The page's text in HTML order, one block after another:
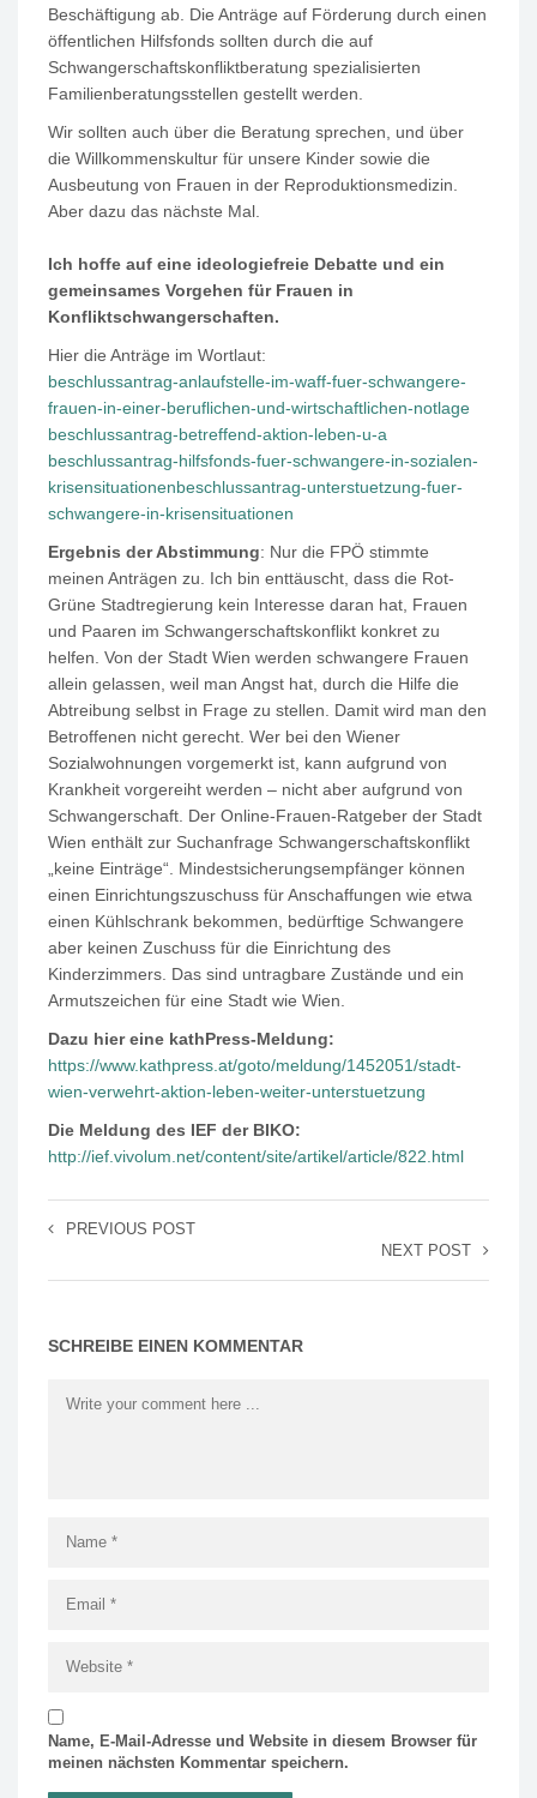
Beschäftigung ab. Die Anträge auf Förderung durch einen
öffentlichen Hilfsfonds sollten durch die auf
Schwangerschaftskonfliktberatung spezialisierten
Familienberatungsstellen gestellt werden.
Wir sollten auch über die Beratung sprechen, und über
die Willkommenskultur für unsere Kinder sowie die
Ausbeutung von Frauen in der Reproduktionsmedizin.
Aber dazu das nächste Mal.
Ich hoffe auf eine ideologiefreie Debatte und ein
gemeinsames Vorgehen für Frauen in
Konfliktschwangerschaften.
Hier die Anträge im Wortlaut:
beschlussantrag-anlaufstelle-im-waff-fuer-schwangere-
frauen-in-einer-beruflichen-und-wirtschaftlichen-notlage
beschlussantrag-betreffend-aktion-leben-u-a
beschlussantrag-hilfsfonds-fuer-schwangere-in-sozialen-
krisensituationenbeschlussantrag-unterstuetzung-fuer-
schwangere-in-krisensituationen
Ergebnis der Abstimmung: Nur die FPÖ stimmte
meinen Anträgen zu. Ich bin enttäuscht, dass die Rot-
Grüne Stadtregierung kein Interesse daran hat, Frauen
und Paaren im Schwangerschaftskonflikt konkret zu
helfen. Von der Stadt Wien werden schwangere Frauen
allein gelassen, weil man Angst hat, durch die Hilfe die
Abtreibung selbst in Frage zu stellen. Damit wird man den
Betroffenen nicht gerecht. Wer bei den Wiener
Sozialwohnungen vorgemerkt ist, kann aufgrund von
Krankheit vorgereiht werden – nicht aber aufgrund von
Schwangerschaft. Der Online-Frauen-Ratgeber der Stadt
Wien enthält zur Suchanfrage Schwangerschaftskonflikt
„keine Einträge“. Mindestsicherungsempfänger können
einen Einrichtungszuschuss für Anschaffungen wie etwa
einen Kühlschrank bekommen, bedürftige Schwangere
aber keinen Zuschuss für die Einrichtung des
Kinderzimmers. Das sind untragbare Zustände und ein
Armutszeichen für eine Stadt wie Wien.
Dazu hier eine kathPress-Meldung:
https://www.kathpress.at/goto/meldung/1452051/stadt-
wien-verwehrt-aktion-leben-weiter-unterstuetzung
Die Meldung des IEF der BIKO:
http://ief.vivolum.net/content/site/artikel/article/822.html
PREVIOUS POST
NEXT POST
SCHREIBE EINEN KOMMENTAR
Name, E-Mail-Adresse und Website in diesem Browser für
meinen nächsten Kommentar speichern.